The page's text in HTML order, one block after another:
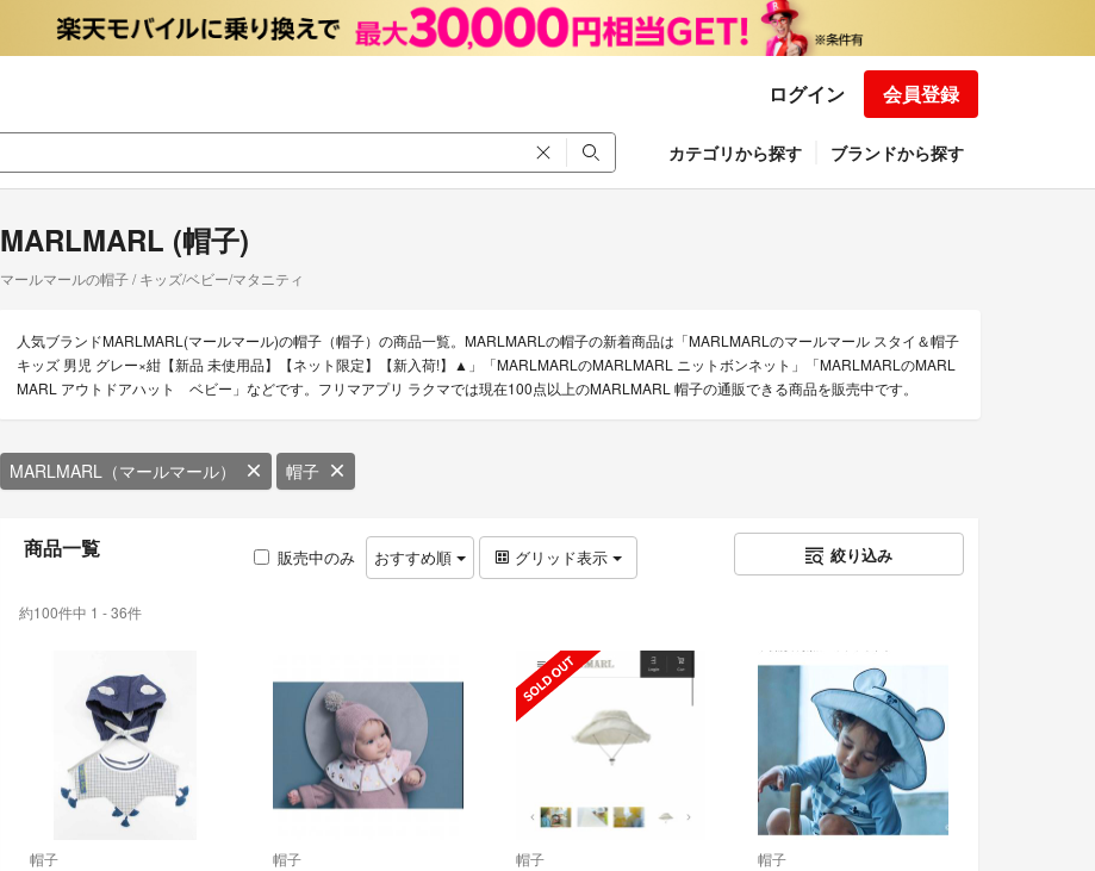
ログイン 会員登録
カテゴリから探す ブランドから探す
MARLMARL (帽子)
マールマールの帽子 / キッズ/ベビー/マタニティ
人気ブランドMARLMARL(マールマール)の帽子（帽子）の商品一覧。MARLMARLの帽子の新着商品は「MARLMARLのマールマール スタイ＆帽子
キッズ 男児 グレー×紺【新品 未使用品】【ネット限定】【新入荷!】▲」「MARLMARLのMARLMARL ニットボンネット」「MARLMARLのMARL
MARL アウトドアハット ベビー」などです。フリマアプリ ラクマでは現在100点以上のMARLMARL 帽子の通販できる商品を販売中です。
MARLMARL（マールマール） 帽子
商品一覧 販売中のみ おすすめ順 グリッド表示 絞り込み
約100件中 1 - 36件
帽子 帽子 帽子 帽子